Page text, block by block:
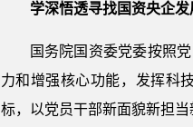
学深悟透寻找国资央企发
国务院国资委党委按照
力和增强核心功能，发挥科
标，以党员干部新面貌新担当